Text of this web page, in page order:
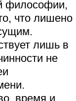
философии,
что лишено
лишь в
не
время и